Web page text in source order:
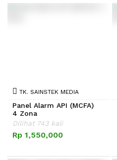
TK. SAINSTEK MEDIA
Panel Alarm API (MCFA)
4 Zona
Dilihat 743 kali
Rp 1,550,000